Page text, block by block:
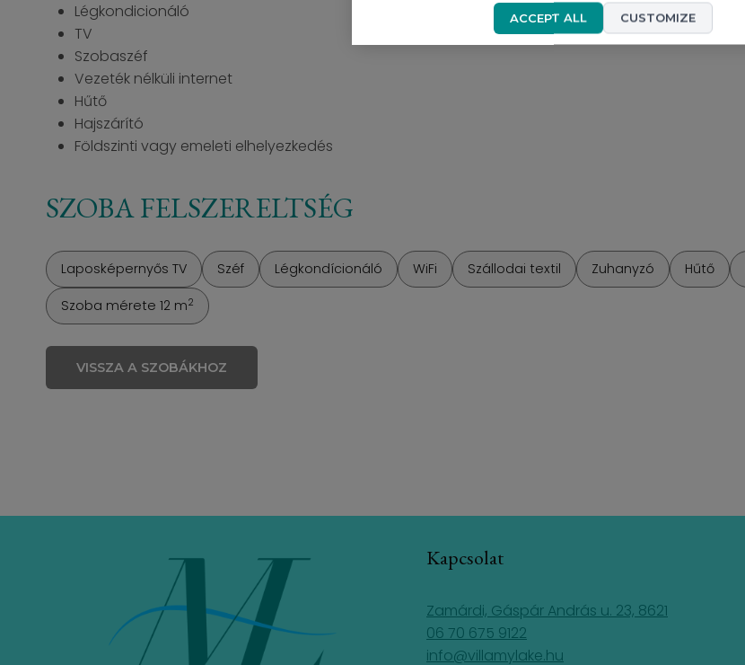
Légkondicionáló
TV
Szobaszéf
Vezeték nélküli internet
Hűtő
Hajszárító
Földszinti vagy emeleti elhelyezkedés
SZOBA FELSZERELTSÉG
Laposképernyős TV Széf Légkondícionáló WiFi Szállodai textil Zuhanyzó Hűtő
Szoba mérete 12 m2
VISSZA A SZOBÁKHOZ
Kapcsolat
Zamárdi, Gáspár András u. 23, 8621
06 70 675 9122
info@villamylake.hu
ACCEPT ALL CUSTOMIZE